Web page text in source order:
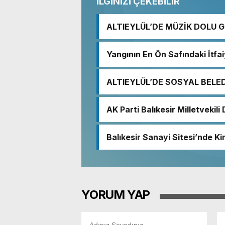
ALTIEYLÜL’DE MÜZİK DOLU
Yangının En Ön Safındaki
ALTIEYLÜL’DE SOSYAL
AK Parti Balıkesir Milletvekili
demokratik ve şeffaf
Balıkesir Sanayi Sitesi’nde
Nedeniyle Boşaltıldı
YORUM YAP